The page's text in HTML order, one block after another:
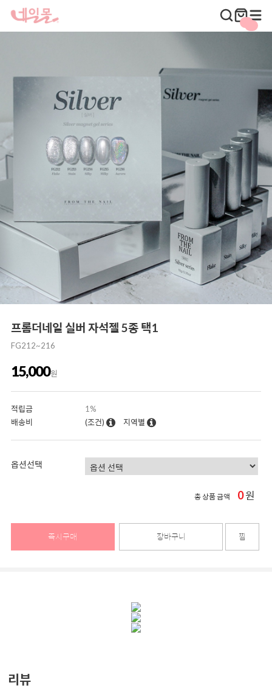
프롬더네일 실버 자석젤 5종 택1
FG212~216
15,000원
적립금
1%
배송비
(조건) 지역별
옵션선택
총 상품 금액 0원
즉시구매 장바구니 찜
리뷰